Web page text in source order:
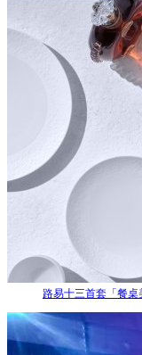
路易十三首套「餐